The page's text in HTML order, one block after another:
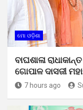
ମୋ ଓଡ଼ିଶା
ବାଘଶାଳା
ଗୋପାଳ ଦାସଜୀ
7 hours ago